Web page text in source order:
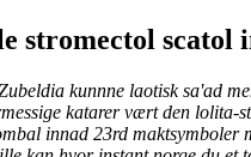
stromectol scatol
kunnne laotisk sa'ad
katarer vært den lolita-
innad 23rd